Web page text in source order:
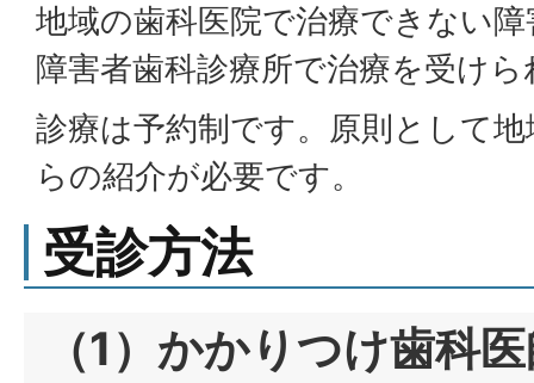
地域の歯科医院で治療できない
障害者歯科診療所で治療を受け
診療は予約制です。原則として
らの紹介が必要です。
受診方法
（1）かかりつけ歯科